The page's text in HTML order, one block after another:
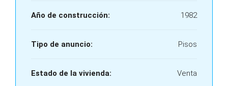
Año de construcción: 1982
Tipo de anuncio: Pisos
Estado de la vivienda: Venta